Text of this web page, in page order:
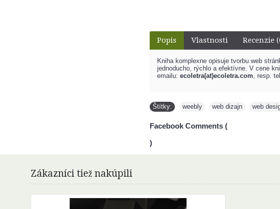
Popis Vlastnosti Recenzie
Kniha komplexne opisuje tvorbu web
jednoducho, rýchlo a efektívne. V cene
emailu: ecoletra(at)ecoletra.com , resp.
Štítky: weebly web dizajn web
Facebook Comments (
)
Zákazníci tiež nakúpili